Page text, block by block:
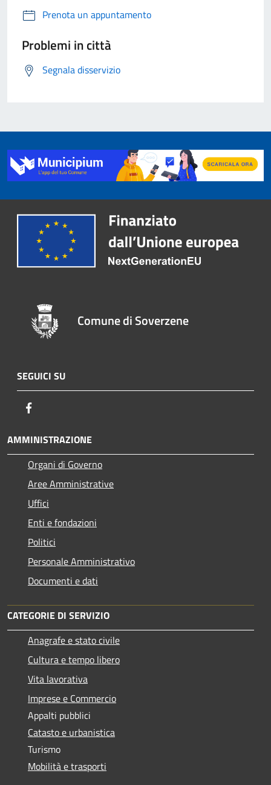
Prenota un appuntamento
Problemi in città
Segnala disservizio
Comune di Soverzene
SEGUICI SU
AMMINISTRAZIONE
Organi di Governo
Aree Amministrative
Uffici
Enti e fondazioni
Politici
Personale Amministrativo
Documenti e dati
CATEGORIE DI SERVIZIO
Anagrafe e stato civile
Cultura e tempo libero
Vita lavorativa
Imprese e Commercio
Appalti pubblici
Catasto e urbanistica
Turismo
Mobilità e trasporti